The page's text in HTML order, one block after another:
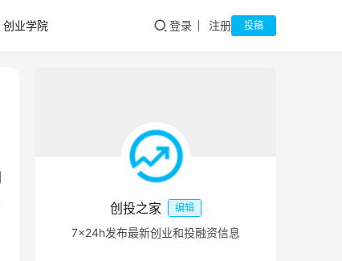
创业学院 登录 注册 投稿
创投之家 编辑
7×24h发布最新创业和投融资信息